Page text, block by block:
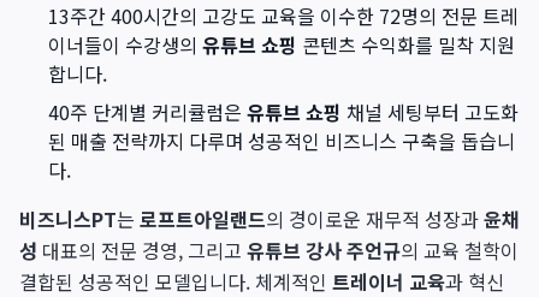
13주간 400시간의 고강도 교육을 이수한 72명의 전문 트레
이너들이 수강생의 유튜브 쇼핑 콘텐츠 수익화를 밀착 지원
합니다.
40주 단계별 커리큘럼은 유튜브 쇼핑 채널 세팅부터 고도화
된 매출 전략까지 다루며 성공적인 비즈니스 구축을 돕습니
다.
비즈니스PT는 로프트아일랜드의 경이로운 재무적 성장과윤채
성 대표의 전문 경영, 그리고 유튜브 강사 주언규의 교육 철학이
결합된 성공적인 모델입니다. 체계적인 트레이너 교육과 혁신